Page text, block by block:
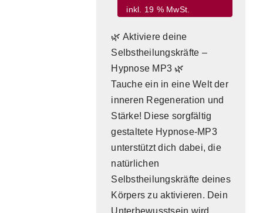
inkl. 19 % MwSt.
🌿 Aktiviere deine
Selbstheilungskräfte –
Hypnose MP3 🌿
Tauche ein in eine Welt der
inneren Regeneration und
Stärke! Diese sorgfältig
gestaltete Hypnose-MP3
unterstützt dich dabei, die
natürlichen
Selbstheilungskräfte deines
Körpers zu aktivieren. Dein
Unterbewusstsein wird